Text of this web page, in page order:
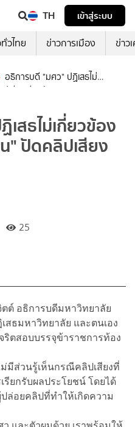
TH
เข้าสู่ระบบ
วไทย ข่าวการเมือง ข่าว
อธิการบดี "มศว" ปฏิเสธไม่
สียงเรียกรับเงิน
สธไม่เกี่ยวข้อง
" ปัดคลิปเสียง
25
ตต์ อธิการบดีมหาวิทยาลัย
ธมหาวิทยาลัย และตนเอง
ริตสอบบรรจุข้าราชการท้อง
มีส่วนรู้เห็นกรณีคลิปเสียงที่
รียกรับผลประโยชน์ โดยได้
ล่อยคลิปที่ทำให้เกิดความ